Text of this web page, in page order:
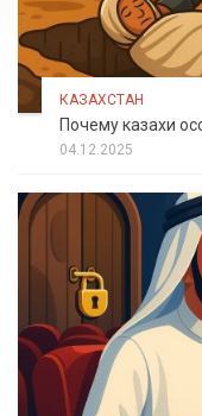
КАЗАХСТАН
Почему казахи
04.12.2025